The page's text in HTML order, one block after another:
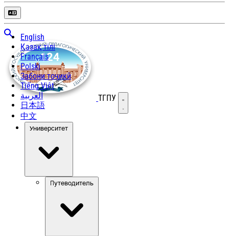
English
Қазақ тілі
Français
Polski
Забони тоҷикӣ
Tiếng Việt
العربية
日本語
中文
ТГПУ Открыть меню
Университет
Путеводитель